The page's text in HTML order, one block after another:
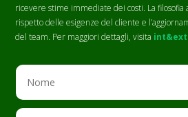
ricevere stime immediate dei costi. La filosofia
rispetto delle esigenze del cliente e
del team. Per maggiori dettagli, visita int&ext